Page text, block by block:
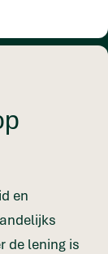
en
de lening is